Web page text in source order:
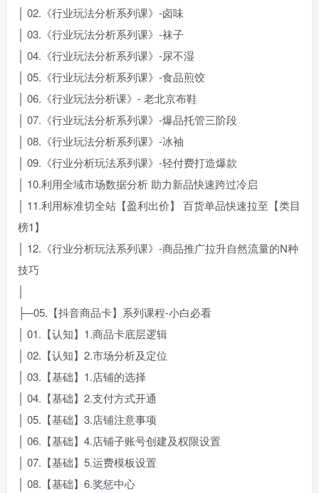
│ 02.《行业玩法分析系列课》-卤味
│ 03.《行业玩法分析系列课》-袜子
│ 04.《行业玩法分析系列课》-尿不湿
│ 05.《行业玩法分析系列课》-食品煎饺
│ 06.《行业玩法分析课》- 老北京布鞋
│ 07.《行业玩法分析系列课》-爆品托管三阶段
│ 08.《行业玩法分析系列课》-冰袖
│ 09.《行业分析玩法系列课》-轻付费打造爆款
│ 10.利用全域市场数据分析 助力新品快速跨过冷启
│ 11.利用标准切全站【盈利出价】 百货单品快速拉至【类目
榜1】
│ 12.《行业分析玩法系列课》-商品推广拉升自然流量的N种
技巧
├─05.【抖音商品卡】系列课程-小白必看
│ 01.【认知】1.商品卡底层逻辑
│ 02.【认知】2.市场分析及定位
│ 03.【基础】1.店铺的选择
│ 04.【基础】2.支付方式开通
│ 05.【基础】3.店铺注意事项
│ 06.【基础】4.店铺子账号创建及权限设置
│ 07.【基础】5.运费模板设置
│ 08.【基础】6.奖惩中心